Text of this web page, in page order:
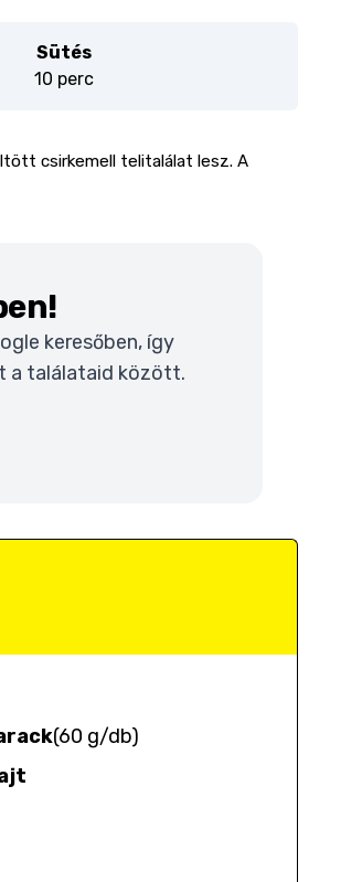
Sütés
10 perc
csirkemell telitalálat lesz.A
keresőben, így
a találataid között.
(60 g/db)